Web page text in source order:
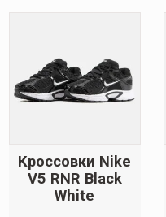
Кроссовки Nike
V5 RNR Black
White